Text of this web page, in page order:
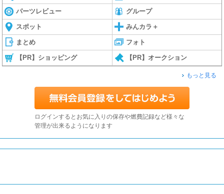
パーツレビュー グループ
スポット みんカラ＋
まとめ フォト
【PR】ショッピング 【PR】オークション
もっと見る
ログインするとお気に入りの保存や燃費記録など様々な
管理が出来るようになります